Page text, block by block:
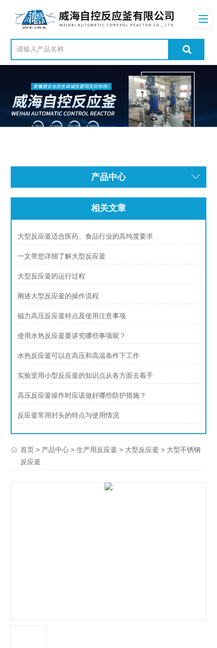
产品中心
相关文章
大型反应釜适合医药、食品行业的高纯度要求
一文带您详细了解大型反应釜
大型反应釜的运行过程
阐述大型反应釜的操作流程
磁力高压反应釜特点及使用注意事项
使用水热反应釜要讲究哪些事项呢？
水热反应釜可以在高压和高温条件下工作
实验室用小型反应釜的知识点从各方面去着手
高压反应釜操作时应该做好哪些防护措施？
反应釜常用封头的特点与使用情况
首页 > 产品中心 >生产用反应釜 > 大型反应釜 > 大型不锈钢
反应釜